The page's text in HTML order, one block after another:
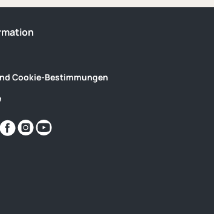
Cookie-Bestimmungen
Finden
Sie
Finden
Sie